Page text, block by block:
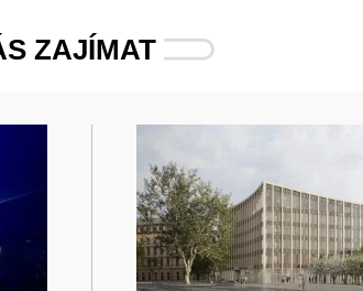
ZAJÍMAT